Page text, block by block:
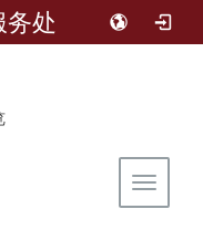
务处
Toggle